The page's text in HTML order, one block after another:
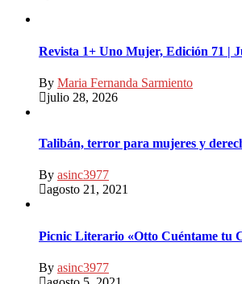
Revista 1+ Uno Mujer, Edición 71 |
By Maria Fernanda Sarmiento
julio 28, 2026
Talibán, terror para mujeres y
By asinc3977
agosto 21, 2021
Picnic Literario «Otto Cuéntame tu
By asinc3977